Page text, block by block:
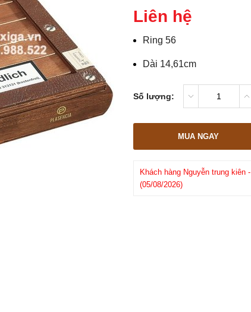
Liên hệ
Ring 56
Dài 14,61cm
Số lượng:
MUA NGAY
Khách hàng Huy-(0942814xxx)